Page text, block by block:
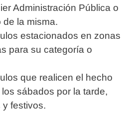
Administración Pública o
de la misma.
estacionados en zonas
para su categoría o
que realicen el hecho
sábados por la tarde,
festivos.